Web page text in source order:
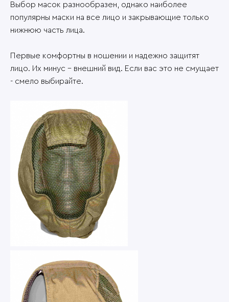
Выбор масок разнообразен, однако наиболее
популярны маски на все лицо и закрывающие только
нижнюю часть лица.
Первые комфортны в ношении и надежно защитят
лицо. Их минус - внешний вид. Если вас это не смущает
- смело выбирайте.